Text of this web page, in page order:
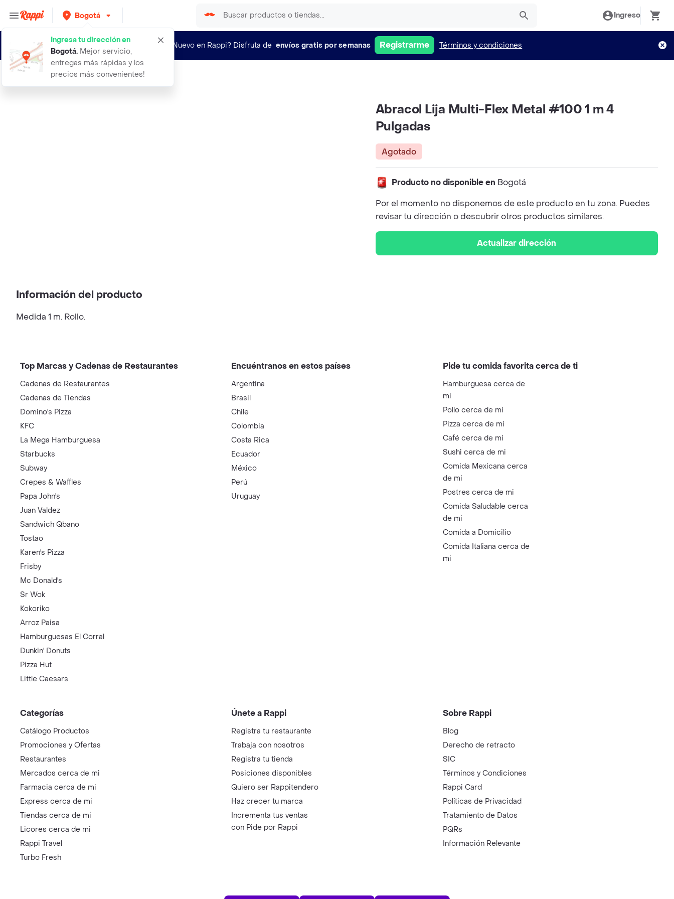
Bogotá
Ingresa tu dirección en
Bogotá. Mejor servicio,
entregas más rápidas y los
precios más convenientes!
Ingreso
¿Nuevo en Rappi? Disfruta de envíos gratis por semanas Registrarme Términos y condiciones
abracol lija multi flex metal 100 1
Abracol Lija Multi-Flex Metal #100 1 m 4
Pulgadas
Agotado
Producto no disponible en Bogotá
Por el momento no disponemos de este producto en tu zona. Puedes
revisar tu dirección o descubrir otros productos similares.
Actualizar dirección
Información del producto
Medida 1 m. Rollo.
Top Marcas y Cadenas de Restaurantes
Cadenas de Restaurantes
Cadenas de Tiendas
Domino's Pizza
KFC
La Mega Hamburguesa
Starbucks
Subway
Crepes & Waffles
Papa John's
Juan Valdez
Sandwich Qbano
Tostao
Karen's Pizza
Frisby
Mc Donald's
Sr Wok
Kokoriko
Arroz Paisa
Hamburguesas El Corral
Dunkin' Donuts
Pizza Hut
Little Caesars
Encuéntranos en estos países
Argentina
Brasil
Chile
Colombia
Costa Rica
Ecuador
México
Perú
Uruguay
Pide tu comida favorita cerca de ti
Hamburguesa cerca de
mi
Pollo cerca de mi
Pizza cerca de mi
Café cerca de mi
Sushi cerca de mi
Comida Mexicana cerca
de mi
Postres cerca de mi
Comida Saludable cerca
de mi
Comida a Domicilio
Comida Italiana cerca de
mi
Categorías
Catálogo Productos
Promociones y Ofertas
Restaurantes
Mercados cerca de mi
Farmacia cerca de mi
Express cerca de mi
Tiendas cerca de mi
Licores cerca de mi
Rappi Travel
Turbo Fresh
Únete a Rappi
Registra tu restaurante
Trabaja con nosotros
Registra tu tienda
Posiciones disponibles
Quiero ser Rappitendero
Haz crecer tu marca
Incrementa tus ventas
con Pide por Rappi
Sobre Rappi
Blog
Derecho de retracto
SIC
Términos y Condiciones
Rappi Card
Políticas de Privacidad
Tratamiento de Datos
PQRs
Información Relevante